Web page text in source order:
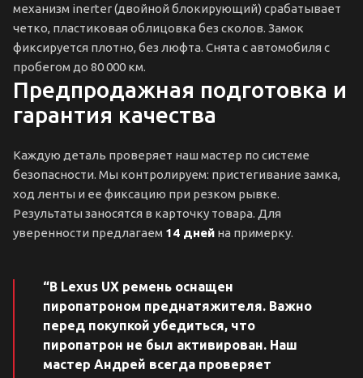
механизм inerter (двойной блокирующий) срабатывает
четко, пластиковая облицовка без сколов. Замок
фиксируется плотно, без люфта. Снята с автомобиля с
пробегом до 80 000 км.
Предпродажная подготовка и
гарантия качества
Каждую деталь проверяет наш мастер по системе
безопасности. Мы контролируем: пристегивание замка,
ход ленты и ее фиксацию при резком рывке.
Результаты заносятся в карточку товара. Для
уверенности предлагаем 14 дней на примерку.
“В Lexus UX ремень оснащен
пиропатроном преднатяжителя. Важно
перед покупкой убедиться, что
пиропатрон не был активирован. Наш
мастер Андрей всегда проверяет